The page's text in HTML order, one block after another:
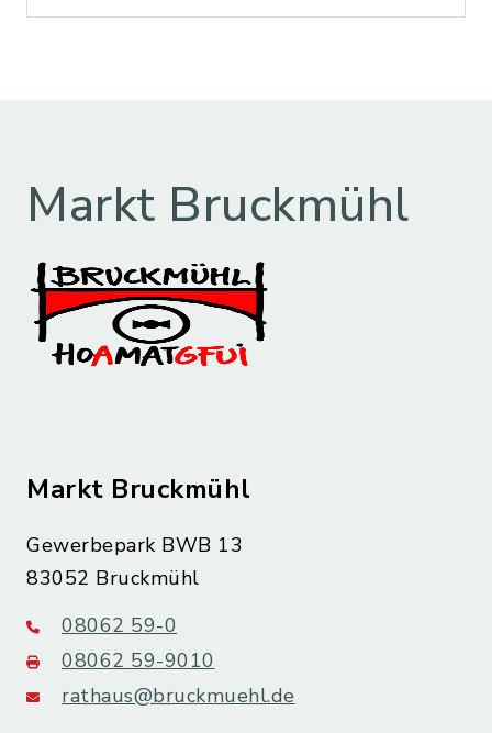
Markt Bruckmühl
Markt Bruckmühl
Gewerbepark BWB 13
83052 Bruckmühl
08062 59-0
08062 59-9010
rathaus@bruckmuehl.de